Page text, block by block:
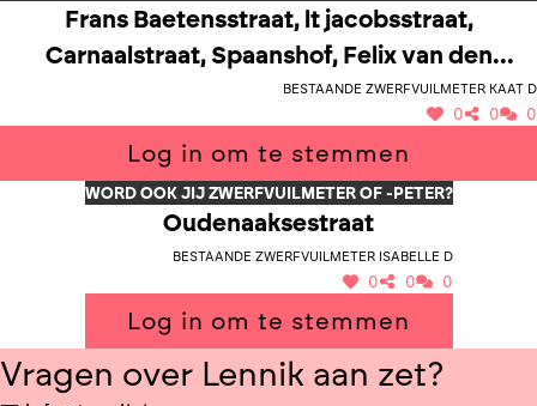
Frans Baetensstraat, lt jacobsstraat,
Carnaalstraat, Spaanshof, Felix van den
BosschestraatBestaande zwerfvuilmeter Kaat D
0 0 0
Log in om te stemmen
WORD OOK JIJ ZWERFVUILMETER OF -PETER?
Oudenaaksestraat
Bestaande zwerfvuilmeter Isabelle D
0 0 0
Log in om te stemmen
Vragen over Lennik aan zet?